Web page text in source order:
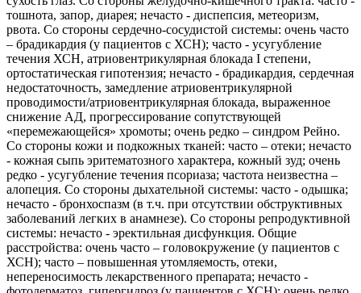
тошнота, запор, диарея; нечасто - диспепсия, метеоризм,
рвота. Со стороны сердечно-сосудистой системы: очень часто
– брадикардия (у пациентов с ХСН); часто - усугубление
течения ХСН, атриовентрикулярная блокада I степени,
ортостатическая гипотензия; нечасто - брадикардия, сердечная
недостаточность, замедление атриовентрикулярной
проводимости/атриовентрикулярная блокада, выраженное
снижение АД, прогрессирование сопутствующей
«перемежающейся» хромоты; очень редко – синдром Рейно.
Со стороны кожи и подкожных тканей: часто – отеки; нечасто
- кожная сыпь эритематозного характера, кожный зуд; очень
редко - усугубление течения псориаза; частота неизвестна –
алопеция. Со стороны дыхательной системы: часто - одышка;
нечасто - бронхоспазм (в т.ч. при отсутствии обструктивных
заболеваний легких в анамнезе). Со стороны репродуктивной
системы: нечасто - эректильная дисфункция. Общие
расстройства: очень часто – головокружение (у пациентов с
ХСН); часто – повышенная утомляемость, отеки,
непереносимость лекарственного препарата; нечасто -